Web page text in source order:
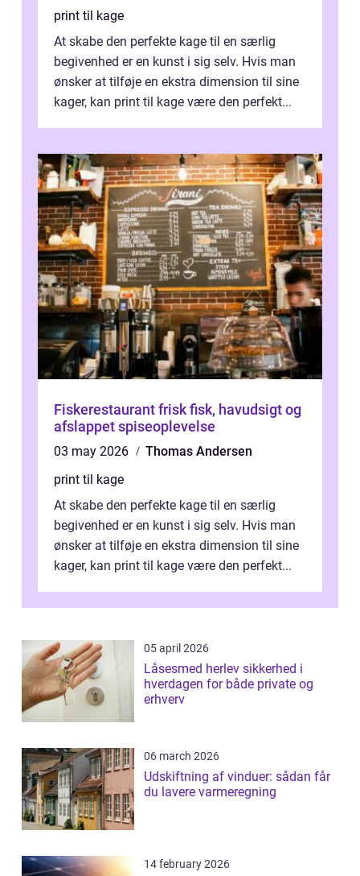
print til kage
At skabe den perfekte kage til en særlig
begivenhed er en kunst i sig selv. Hvis man
ønsker at tilføje en ekstra dimension til sine
kager, kan print til kage være den perfekt...
Fiskerestaurant frisk fisk, havudsigt og
afslappet spiseoplevelse
03 may 2026
Thomas Andersen
print til kage
At skabe den perfekte kage til en særlig
begivenhed er en kunst i sig selv. Hvis man
ønsker at tilføje en ekstra dimension til sine
kager, kan print til kage være den perfekt...
05 april 2026
Låsesmed herlev sikkerhed i
hverdagen for både private og
erhverv
06 march 2026
Udskiftning af vinduer: sådan får
du lavere varmeregning
14 february 2026